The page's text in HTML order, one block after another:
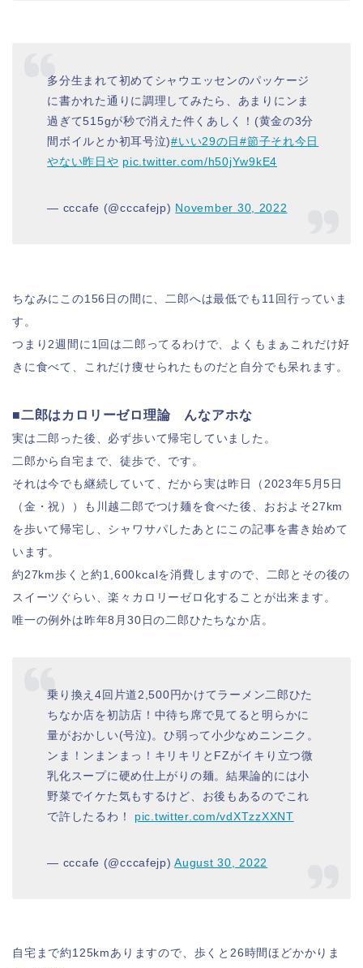
多分生まれて初めてシャウエッセンのパッケージ
に書かれた通りに調理してみたら、あまりにンま
過ぎて515gが秒で消えた件くあしく！(黄金の3分
間ボイルとか初耳号泣)#いい29の日#節子それ今日
やない昨日や pic.twitter.com/h50jYw9kE4
— cccafe (@cccafejp) November 30, 2022
ちなみにこの156日の間に、二郎へは最低でも11回行っていま
す。
つまり2週間に1回は二郎ってるわけで、よくもまぁこれだけ好
きに食べて、これだけ痩せられたものだと自分でも呆れます。
■二郎はカロリーゼロ理論 んなアホな
実は二郎った後、必ず歩いて帰宅していました。
二郎から自宅まで、徒歩で、です。
それは今でも継続していて、だから実は昨日（2023年5月5日
（金・祝））も川越二郎でつけ麺を食べた後、おおよそ27km
を歩いて帰宅し、シャワサパしたあとにこの記事を書き始めて
います。
約27km歩くと約1,600kcalを消費しますので、二郎とその後の
スイーツぐらい、楽々カロリーゼロ化することが出来ます。
唯一の例外は昨年8月30日の二郎ひたちなか店。
乗り換え4回片道2,500円かけてラーメン二郎ひた
ちなか店を初訪店！中待ち席で見てると明らかに
量がおかしい(号泣)。ひ弱って小少なめニンニク。
ンま！ンまンまっ！キリキリとFZがイキり立つ微
乳化スープに硬め仕上がりの麺。結果論的には小
野菜でイケた気もするけど、お後もあるのでこれ
で許したるわ！ pic.twitter.com/vdXTzzXXNT
— cccafe (@cccafejp)August 30, 2022
自宅まで約125kmありますので、歩くと26時間ほどかかりま